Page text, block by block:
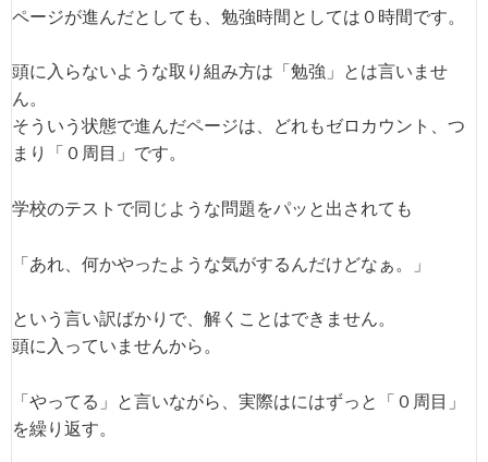
ページが進んだとしても、勉強時間としては０時間です。
頭に入らないような取り組み方は「勉強」とは言いませ
ん。
そういう状態で進んだページは、どれもゼロカウント、つ
まり「０周目」です。
学校のテストで同じような問題をパッと出されても
「あれ、何かやったような気がするんだけどなぁ。」
という言い訳ばかりで、解くことはできません。
頭に入っていませんから。
「やってる」と言いながら、実際はにはずっと「０周目」
を繰り返す。